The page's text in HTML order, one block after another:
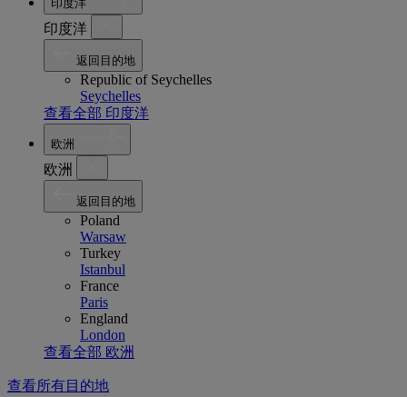
印度洋
印度洋
返回目的地
Republic of Seychelles
Seychelles
查看全部 印度洋
欧洲
欧洲
返回目的地
Poland
Warsaw
Turkey
Istanbul
France
Paris
England
London
查看全部 欧洲
查看所有目的地